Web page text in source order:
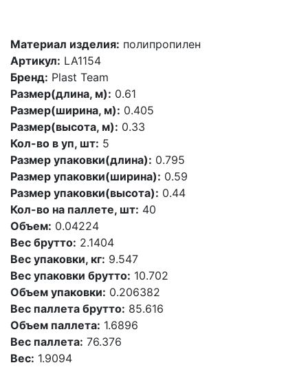
Материал изделия: полипропилен
Артикул: LA1154
Бренд: Plast Team
Размер(длина, м): 0.61
Размер(ширина, м): 0.405
Размер(высота, м): 0.33
Кол-во в уп, шт: 5
Размер упаковки(длина): 0.795
Размер упаковки(ширина): 0.59
Размер упаковки(высота): 0.44
Кол-во на паллете, шт: 40
Объем: 0.04224
Вес брутто: 2.1404
Вес упаковки, кг: 9.547
Вес упаковки брутто: 10.702
Объем упаковки: 0.206382
Вес паллета брутто: 85.616
Объем паллета: 1.6896
Вес паллета: 76.376
Вес: 1.9094